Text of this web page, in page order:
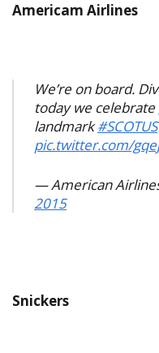
Americam Airlines
We’re on board.
today we celebrate
landmark#SCOTUS
pic.twitter.com/
— American
2015
Snickers